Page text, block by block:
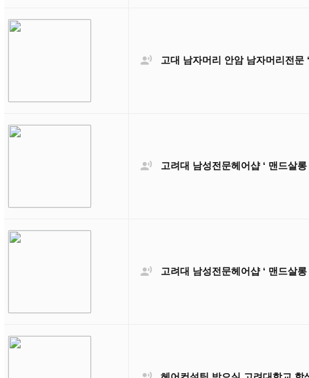
 고대 남자머리 안암 남자머리전문
 고려대 남성전문헤어샵 ‘ 맨드살
 고려대 남성전문헤어샵 ‘ 맨드살